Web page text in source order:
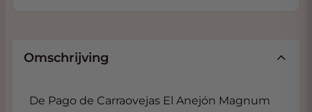
Omschrijving
De Pago de Carraovejas El Anejón Magnum